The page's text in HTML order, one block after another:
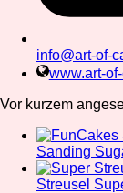
info@art-of-
www.art-
Vor kurzem
Sanding
Streusel